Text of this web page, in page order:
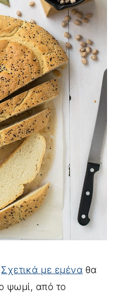
Σχετικά με εμένα θα
ψωμί, από το